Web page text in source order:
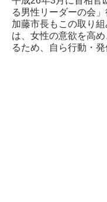
る男性リーダーの会
加藤市長もこの取り
は、女性の意欲を高
るため、自ら行動・